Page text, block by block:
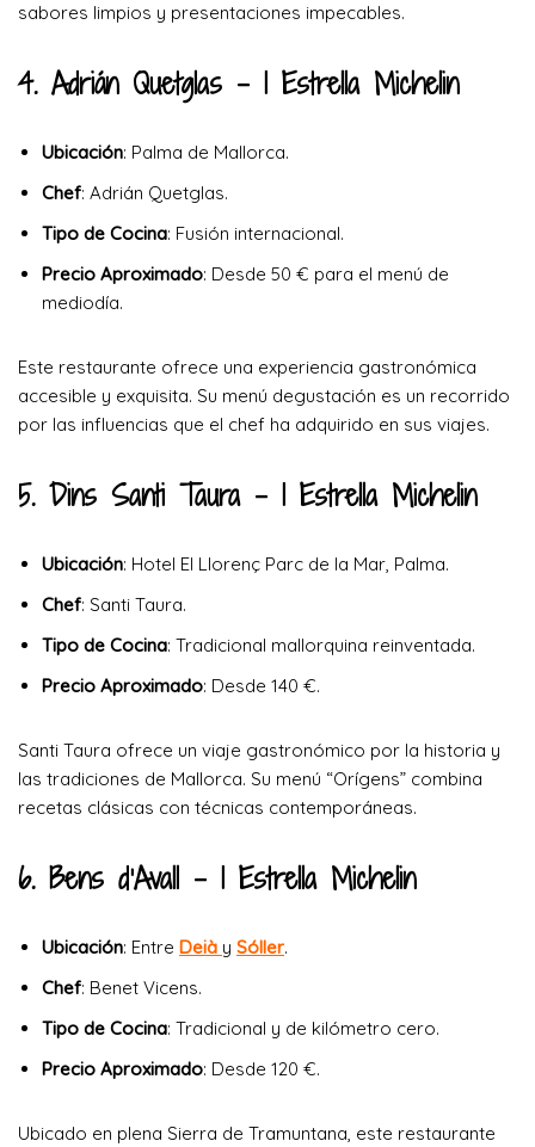
sabores limpios y presentaciones impecables.
4. Adrián Quetglas – 1 Estrella Michelin
Ubicación: Palma de Mallorca.
Chef: Adrián Quetglas.
Tipo de Cocina: Fusión internacional.
Precio Aproximado: Desde 50 € para el menú de
mediodía.
Este restaurante ofrece una experiencia gastronómica
accesible y exquisita. Su menú degustación es un recorrido
por las influencias que el chef ha adquirido en sus viajes.
5. Dins Santi Taura– 1 Estrella Michelin
Ubicación: Hotel El Llorenç Parc de la Mar, Palma.
Chef: Santi Taura.
Tipo de Cocina: Tradicional mallorquina reinventada.
Precio Aproximado: Desde 140 €.
Santi Taura ofrece un viaje gastronómico por la historia y
las tradiciones de Mallorca. Su menú “Orígens” combina
recetas clásicas con técnicas contemporáneas.
6. Bens d’Avall – 1 Estrella Michelin
Ubicación: Entre Deià y Sóller.
Chef: Benet Vicens.
Tipo de Cocina: Tradicional y de kilómetro cero.
Precio Aproximado: Desde 120 €.
Ubicado en plena Sierra de Tramuntana, este restaurante